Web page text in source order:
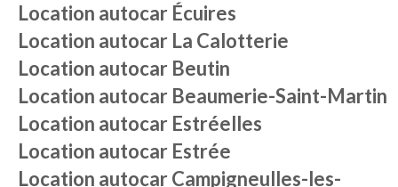
Location autocar Écuires
Location autocar La Calotterie
Location autocar Beutin
Location autocar Beaumerie-Saint-Martin
Location autocar Estréelles
Location autocar Estrée
Location autocarCampigneulles-les-